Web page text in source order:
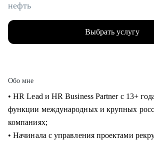
нефть
Выбрать услугу
Обо мне
• HR Lead и HR Business Partner с 13+
функции международных и крупных
компаниях;
• Начинала с управления проектами